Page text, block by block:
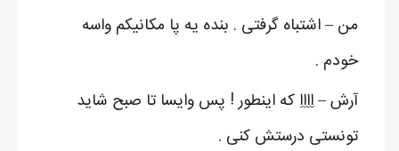
من – اشتباه گرفتی . بنده یه پا مکانیکم واسه
خودم .
آرش – اِاِاِاِ که اینطور ! پس وایسا تا صبح شاید
تونستی درستش کنی .